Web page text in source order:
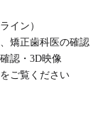
イン）
矯正歯科医の確認
認・3D映像
ご覧ください